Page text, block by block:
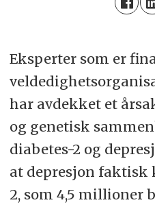
Eksperter som er
har avdekket et
og genetisk
diabetes-2 og
at depresjon faktisk
2, som 4,5 millioner